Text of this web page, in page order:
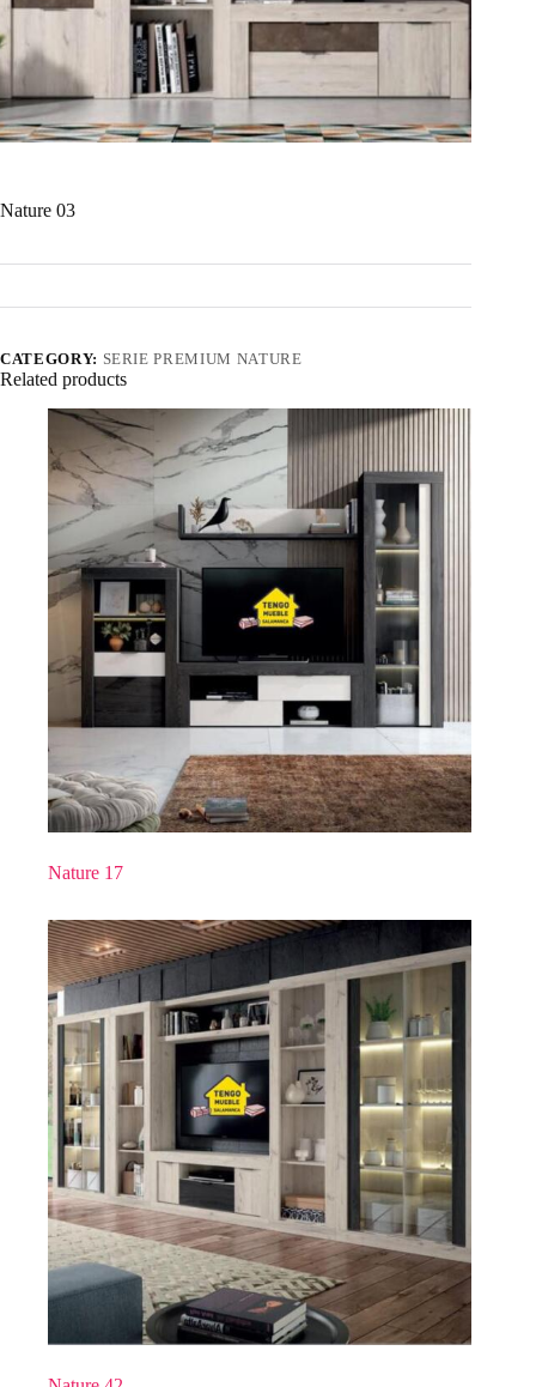
Nature 03
CATEGORY: SERIE PREMIUM NATURE
Related products
Nature 17